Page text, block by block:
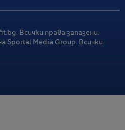
Всички права запазени.
Sportal Media Group. Всички